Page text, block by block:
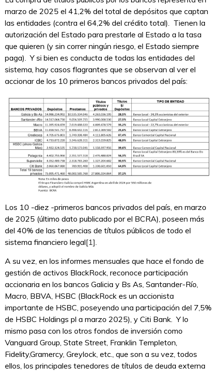
marzo de 2025 el 41,2% del total de depósitos que captan
las entidades (contra el 64,2% del crédito total). Tienen la
autorización del Estado para prestarle al Estado a la tasa
que quieren (y sin correr ningún riesgo, el Estado siempre
paga). Y si bien es conducta de todas las entidades del
sistema, hay casos flagrantes que se observan al ver el
accionar de los 10 primeros bancos privados del país:
Los 10 -diez -primeros bancos privados del país, en marzo
de 2025 (último dato publicado por el BCRA), poseen más
del 40% de las tenencias de títulos públicos de todo el
sistema financiero legal[1]
A su vez, en los informes mensuales que hace el fondo de
gestión de activos BlackRock, reconoce participación
accionaria en los bancos Galicia y Bs As, Santander-Río,
Macro, BBVA, HSBC (BlackRock es un accionista
importante de HSBC, poseyendo una participación del 7,5%
de HSBC Holdings pl a marzo 2025), y Citi Bank. Y lo
mismo pasa con los otros fondos de inversión como
Vanguard Group, State Street, Franklin Templeton,
Fidelity,Gramercy, Greylock, etc., que son a su vez, todos
ellos, los principales tenedores de títulos de deuda externa